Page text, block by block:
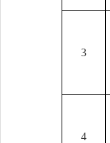
3
4